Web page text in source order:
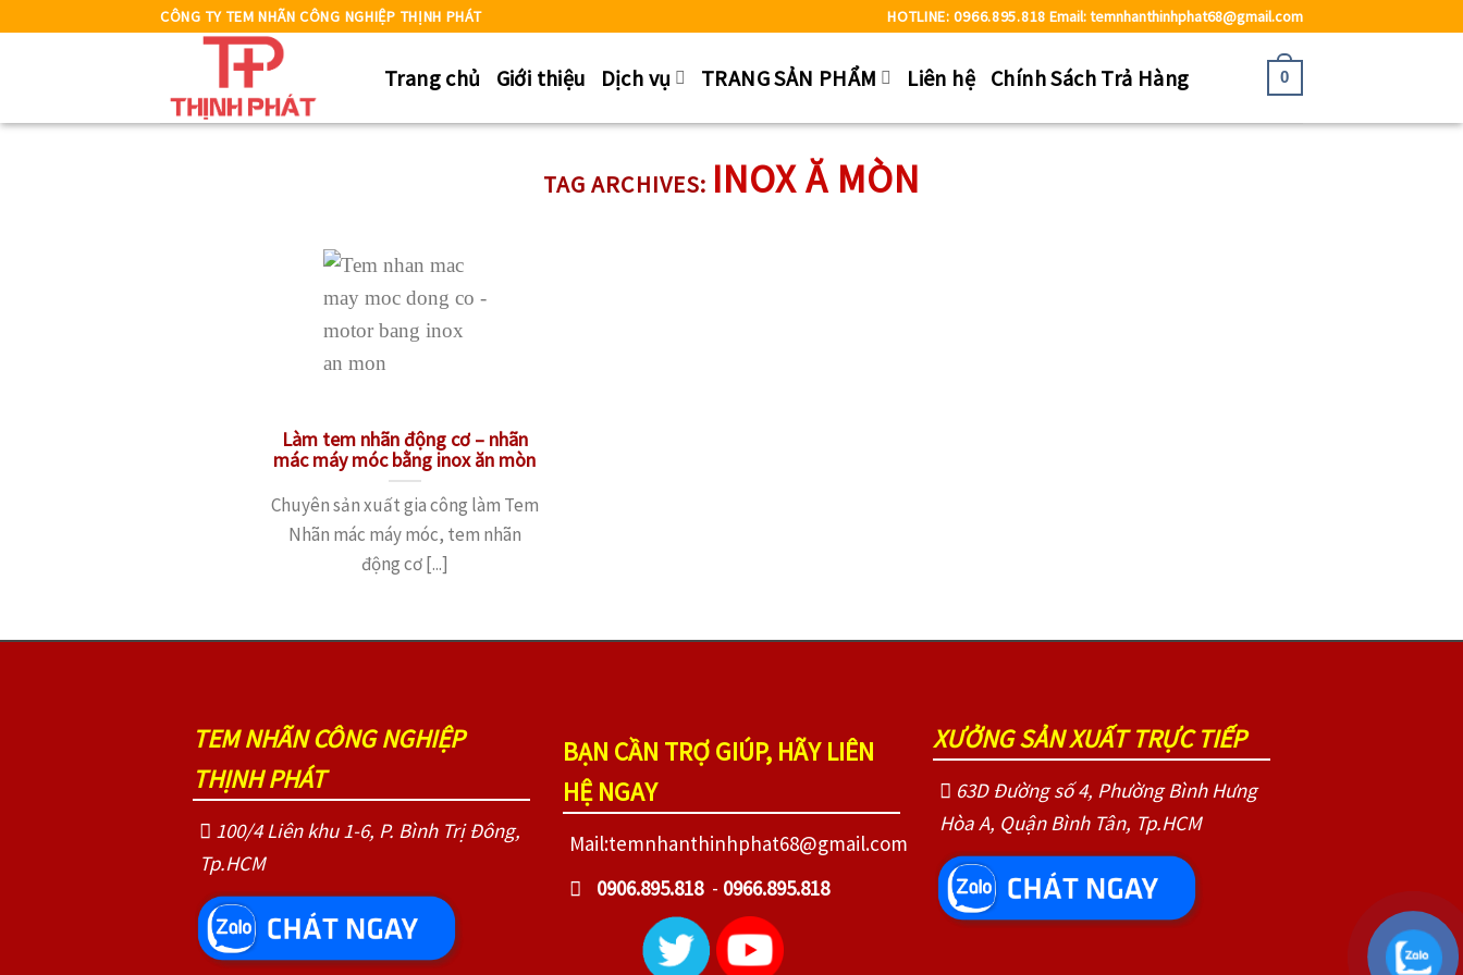
CÔNG TY TEM NHÃN CÔNG NGHIỆP THỊNH PHÁT HOTLINE: 0966.895.818 Email: temnhanthinhphat68@gmail.com
Trang chủ Giới thiệu Dịch vụ TRANG SẢN PHẨM Liên hệ Chính Sách Trả Hàng 0
TAG ARCHIVES: INOX Ă MÒN
Làm tem nhãn động cơ – nhãn
mác máy móc bằng inox ăn mòn
Chuyên sản xuất gia công làm Tem
Nhãn mác máy móc, tem nhãn
động cơ [...]
TEM NHÃN CÔNG NGHIỆP
THỊNH PHÁT
100/4 Liên khu 1-6, P. Bình Trị Đông,
Tp.HCM
BẠN CẦN TRỢ GIÚP, HÃY LIÊN
HỆ NGAY
Mail:temnhanthinhphat68@gmail.com
0906.895.818 - 0966.895.818
XƯỞNG SẢN XUẤT TRỰC TIẾP
63D Đường số 4, Phường Bình Hưng
Hòa A, Quận Bình Tân, Tp.HCM